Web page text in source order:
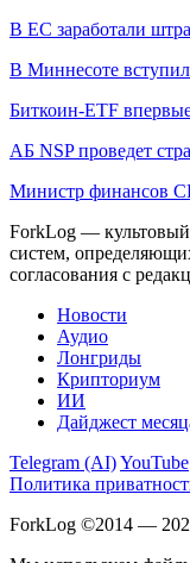
В ЕС заработали
В Миннесоте
Биткоин-ETF
АБ NSP проведет
Министр финансов
ForkLog — культовый
систем,
согласования с
Новости
Аудио
Лонгриды
Крипториум
ИИ
Дайджест
Telegram (AI)YouTube
Политика
ForkLog ©2014 —